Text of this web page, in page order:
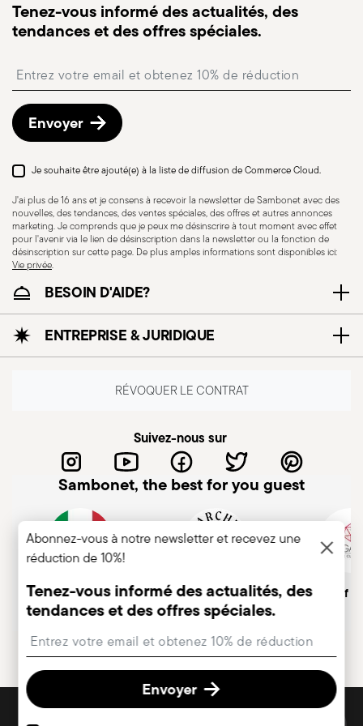
suivre la livraison.
Point relais: en Italie, la livraison en point relais est
paiement.
Retours gratuits sous 30 jours
date d’expédition/facturation en suivant la
procédure indiquée sur la page
Tenez-vous informé des actualités, des
tendances et des offres spéciales.
Envoyer
Je souhaite être ajouté(e) à la liste de diffusion de Commerce Cloud.
J'ai plus de 16 ans et je consens à recevoir la newsletter de Sambonet avec des
nouvelles, des tendances, des ventes spéciales, des offres et autres annonces
marketing. Je comprends que je peux me désinscrire à tout moment avec effet
pour l'avenir via le lien de désinscription dans la newsletter ou la fonction de
désinscription sur cette page. De plus amples informations sont disponibles ici:
Vie privée.
BESOIN D'AIDE?
ENTREPRISE & JURIDIQUE
RÉVOQUER LE CONTRAT
Suivez-nous sur
Sambonet, the best for you guest
Entreprise italienne
Marque historique, depuis
1856
Member of
DÉCOUVREZ TOUTES NOS MARQUES
Abonnez-vous à notre newsletter et recevez une
réduction de 10%!
Tenez-vous informé des actualités, des
tendances et des offres spéciales.
Envoyer